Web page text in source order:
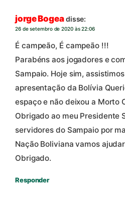
jorge Bogeadisse:
26 de setembro de 2020 às 22:06
É campeão, É campeão !!!
Parabéns aos jogadores e
Sampaio. Hoje sim,
apresentação da Bolívia
espaço e não deixou a Morto
Obrigado ao meu Presidente
servidores do Sampaio por
Nação Boliviana vamos
Obrigado.
Responder